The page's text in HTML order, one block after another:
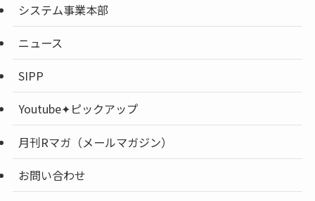
システム事業本部
ニュース
SIPP
Youtube✦ピックアップ
月刊Rマガ（メールマガジン）
お問い合わせ